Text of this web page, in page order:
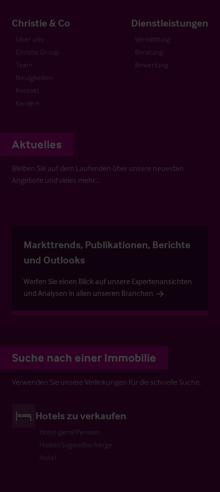
Christie & Co
Über uns
Christie Group
Team
Neuigkeiten
Kontakt
Karriere
Dienstleistungen
Vermittlung
Beratung
Bewertung
Aktuelles
Bleiben Sie auf dem Laufenden über unsere neuesten
Angebote und vieles mehr…
Markttrends, Publikationen, Berichte
und Outlooks
Werfen Sie einen Blick auf unsere Expertenansichten
und Analysen in allen unseren Branchen
Suche nach einer Immobilie
Verwenden Sie unsere Verlinkungen für die schnelle Suche.
Hotels zu verkaufen
Hotel garni/Pension
Hostel/Jugendherberge
Hotel